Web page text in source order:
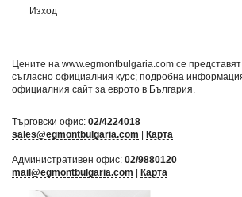
Изход
Цените на www.egmontbulgaria.com се
съгласно официалния курс; подробна
официалния сайт за еврото в България
Търговски офис: 02/4224018
sales@egmontbulgaria.com
Карта
Административен офис: 02/9880120
mail@egmontbulgaria.com
Карта